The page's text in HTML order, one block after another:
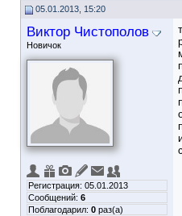
05.01.2013, 15:20
Виктор Чистополов
Новичок
Регистрация: 05.01.2013
Сообщений: 6
Поблагодарил: 0 раз(а)